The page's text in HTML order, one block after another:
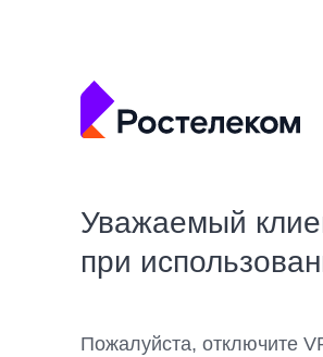
Уважаемый
при
Пожалуйста, отключите